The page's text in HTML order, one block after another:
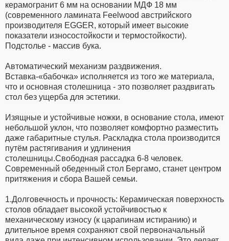
керамогранит 6 мм на основании МДФ 18 мм
(современного ламината Feelwood австрийского
производителя EGGER, который имеет высокие
показатели износостойкости и термостойкости).
Подстолье - массив бука.
Автоматический механизм раздвижения.
Вставка-«бабочка» исполняется из того же материала,
что и основная столешница - это позволяет раздвигать
стол без ущерба для эстетики.
Изящные и устойчивые ножки, в основание стола, имеют
небольшой уклон, что позволяет комфортно разместить
даже габаритные стулья. Раскладка стола производится
путём растягивания и удлинения
столешницы.Свободная рассадка 6-8 человек.
Современный обеденный стол Бергамо, станет центром
притяжения и сбора Вашей семьи.
1.Долговечность и прочность: Керамическая поверхность
столов обладает высокой устойчивостью к
механическому износу (к царапинам истиранию) и
длительное время сохраняют свой первоначальный